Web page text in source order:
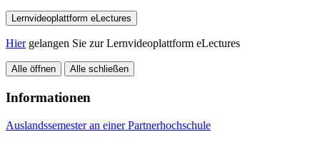
Lernvideoplattform eLectures
Hiergelangen Sie zur Lernvideoplattform eLectures
Alle öffnen Alle schließen
Informationen
Auslandssemester an einer Partnerhochschule